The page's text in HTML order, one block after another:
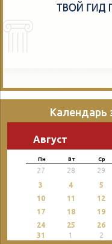
Календарь
Август
Пн Вт Ср
27 28 29
3 4 5
10
11 12
17
18 19
24 25 26
31
1 2